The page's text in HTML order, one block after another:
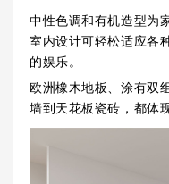
中性色调和有机造型为
室内设计可轻松适应各
的娱乐。
欧洲橡木地板、涂有双
墙到天花板瓷砖，都体